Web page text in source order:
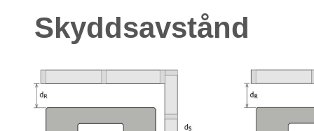
Skyddsavstånd